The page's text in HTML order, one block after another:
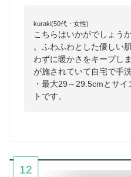
kuraki(50代・女性)
こちらはいかがでしょう
。ふわふわとした優しい
わずに暖かさをキープし
が施されていて自宅で手
・最大29～29.5cmとサ
トです。
12